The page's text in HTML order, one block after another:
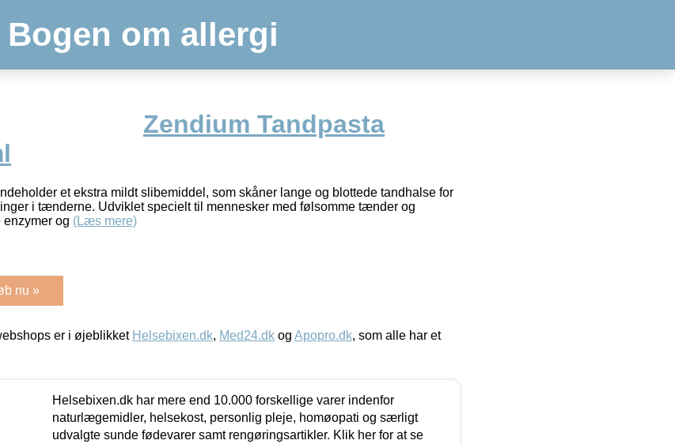
Bogen om allergi
Zendium Tandpasta
et ekstra mildt slibemiddel, som skåner lange og blottede tandhalse for
i tænderne. Udviklet specielt til mennesker med følsomme tænder og
og (Læs mere)
nu »
er i øjeblikket Helsebixen.dk, Med24.dk og Apopro.dk, som alle har et
Helsebixen.dk har mere end 10.000 forskellige varer indenfor
naturlægemidler, helsekost, personlig pleje, homøopati og særligt
udvalgte sunde fødevarer samt rengøringsartikler. Klik her for at se